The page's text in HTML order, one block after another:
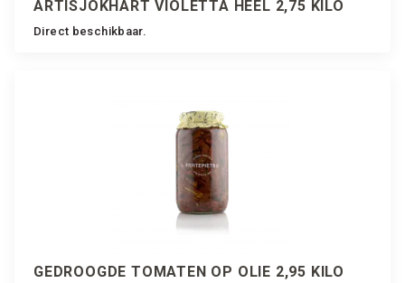
ARTISJOKHART VIOLETTA HEEL 2,75 KILO
Direct beschikbaar.
GEDROOGDE TOMATEN OP OLIE 2,95 KILO